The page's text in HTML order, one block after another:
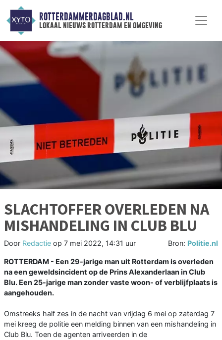
ROTTERDAMMERDAGBLAD.NL
lokaal nieuws rotterdam en omgeving
SLACHTOFFER OVERLEDEN NA
MISHANDELING IN CLUB BLU
Door Redactie op 7 mei 2022, 14:31 uur Bron: Politie.nl
ROTTERDAM - Een 29-jarige man uit Rotterdam is overleden
na een geweldsincident op de Prins Alexanderlaan in Club
Blu. Een 25-jarige man zonder vaste woon- of verblijfplaats is
aangehouden.
Omstreeks half zes in de nacht van vrijdag 6 mei op zaterdag 7
mei kreeg de politie een melding binnen van een mishandeling in
Club Blu. Toen de agenten arriveerden in de